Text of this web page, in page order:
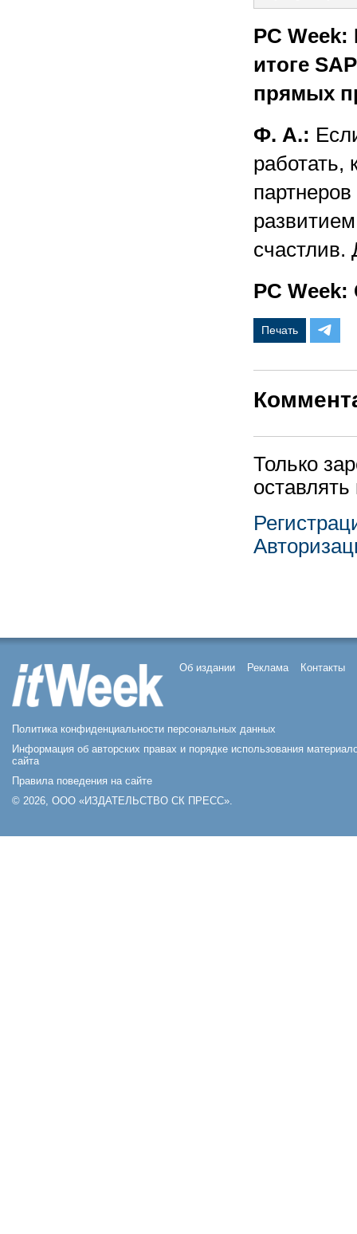
PC Week:
итоге
прямых
Ф. А.:
работать,
счастлив.
PC Week:
Печать
Только
Об издании Реклама Контакты
Политика конфиденциальности персональных данных
Информация об авторских правах и порядке использования
сайта
Правила поведения на сайте
© 2026, ООО «ИЗДАТЕЛЬСТВО СК ПРЕСС».